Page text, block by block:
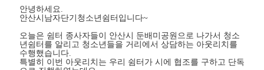
안녕하세요.
안산시남자단기청소년쉼터입니다~
오늘은 쉼터 종사자들이 안산시 둔배미공원으로 나가서 청소
년쉼터를 알리고 청소년들을 거리에서 상담하는 아웃리치를
수행했습니다.
특별히 이번 아웃리치는 우리 쉼터가 시에 협조를 구하고 단독